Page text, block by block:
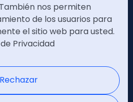
nos permiten
de los usuarios para
el sitio web para usted.
Privacidad
Rechazar